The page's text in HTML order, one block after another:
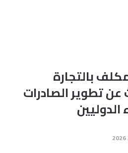
بالتجارة
عن تطوير الصادرات